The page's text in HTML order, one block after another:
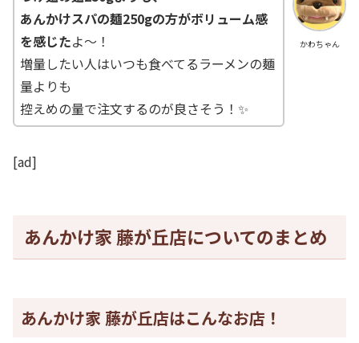
かわちゃん
あんかけスパの麺250gの方がボリューム感
を感じたよ～！
増量したい人はいつも食べてるラーメンの麺
量よりも
控えめの量で注文するのが良さそう！✨
[ad]
あんかけ家 藤が丘店についてのまとめ
あんかけ家 藤が丘店はこんなお店！